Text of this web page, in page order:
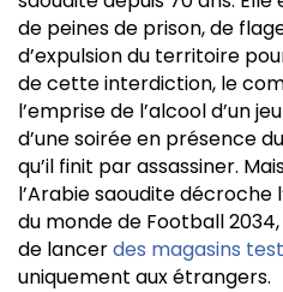
de peines de prison, de
d’expulsion du territoire
de cette interdiction, le
l’emprise de l’alcool d’un
d’une soirée en présence
qu’il finit par assassiner.
l’Arabie saoudite décroche
du monde de Football
de lancerdes magasins test
uniquement aux étrangers.